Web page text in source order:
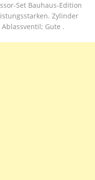
Set Bauhaus-Edition
Zylinder
Gute .